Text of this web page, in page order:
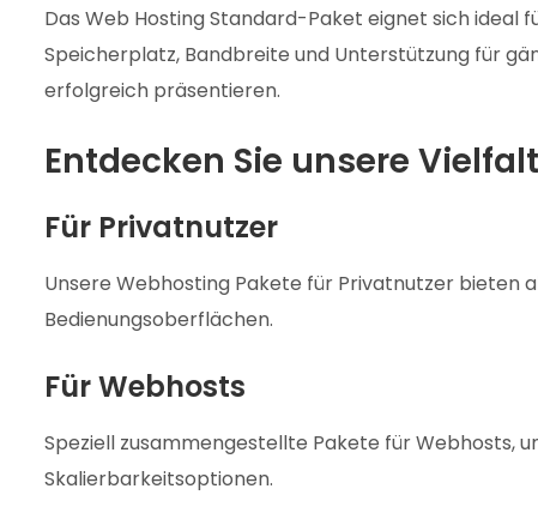
Das Web Hosting Standard-Paket eignet sich ideal
Speicherplatz, Bandbreite und Unterstützung für
erfolgreich präsentieren.
Entdecken Sie unsere
Für Privatnutzer
Unsere Webhosting Pakete für Privatnutzer bieten
Bedienungsoberflächen.
Für Webhosts
Speziell zusammengestellte Pakete für Webhosts,
Skalierbarkeitsoptionen.